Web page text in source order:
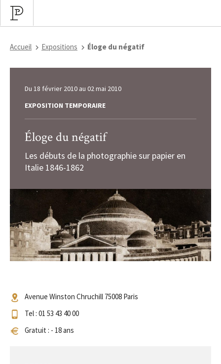
Accueil Expositions Éloge du négatif
Du 18 février 2010 au 02 mai 2010
EXPOSITION TEMPORAIRE
Éloge du négatif
Les débuts de la photographie sur papier en
Italie 1846-1862
Avenue Winston Chruchill 75008 Paris
Tel : 01 53 43 40 00
Gratuit : - 18 ans